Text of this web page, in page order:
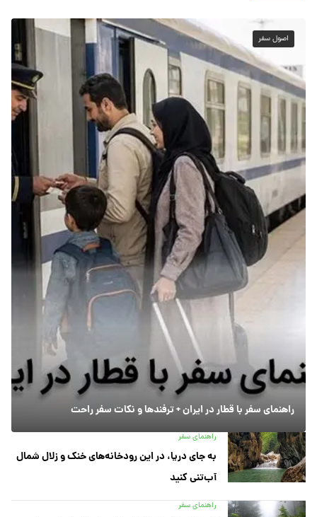
اصول سفر
راهنمای سفر با قطار در ایران + ترفندها و نکات سفر راحت
راهنمای سفر
به جای دریا، در این رودخانه‌های خنک و زلال شمال
آب‌تنی کنید
راهنمای سفر